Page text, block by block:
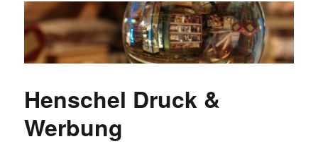
Henschel Druck &
Werbung